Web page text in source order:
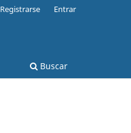
Buscar
Registrarse Entrar